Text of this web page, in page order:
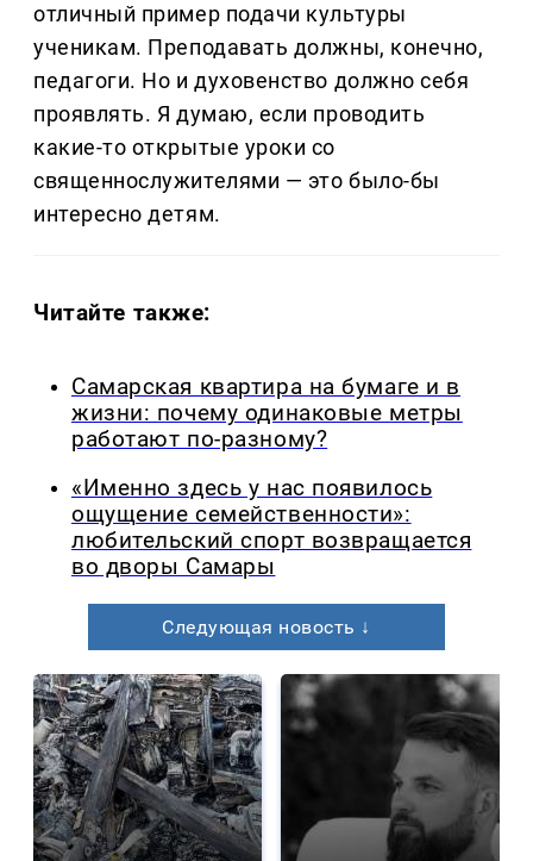
отличный пример подачи культуры
ученикам. Преподавать должны, конечно,
педагоги. Но и духовенство должно себя
проявлять. Я думаю, если проводить
какие-то открытые уроки со
священнослужителями — это было-бы
интересно детям.
Читайте также:
Самарская квартира на бумаге и в
жизни: почему одинаковые метры
работают по-разному?
«Именно здесь у нас появилось
ощущение семейственности»:
любительский спорт возвращается
во дворы Самары
Следующая новость ↓